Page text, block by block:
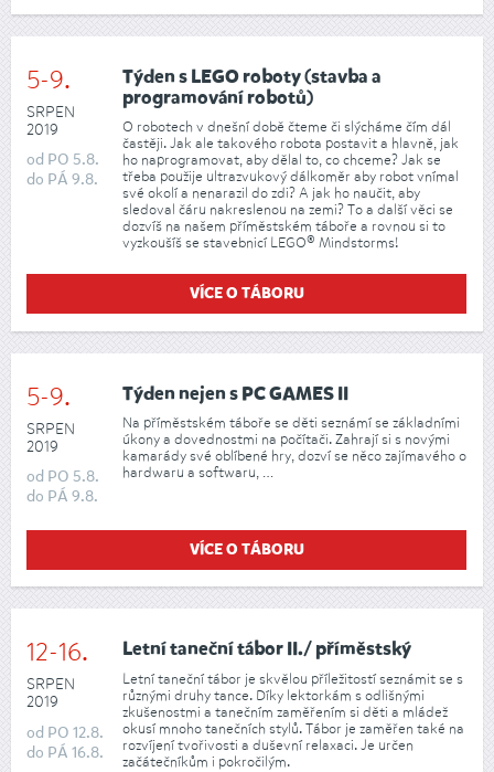
5-9.
SRPEN
2019
od PO 5.8.
do PÁ 9.8.
Týden s LEGO roboty (stavba a
programování robotů)
O robotech v dnešní době čteme či slýcháme čím dál
častěji. Jak ale takového robota postavit a hlavně, jak
ho naprogramovat, aby dělal to, co chceme? Jak se
třeba použije ultrazvukový dálkoměr aby robot vnímal
své okolí a nenarazil do zdi? A jak ho naučit, aby
sledoval čáru nakreslenou na zemi? To a další věci se
dozvíš na našem příměstském táboře a rovnou si to
vyzkoušíš se stavebnicí LEGO® Mindstorms!
VÍCE O TÁBORU
5-9.
SRPEN
2019
od PO 5.8.
do PÁ 9.8.
Týden nejen s PC GAMES II
Na příměstském táboře se děti seznámí se základními
úkony a dovednostmi na počítači. Zahrají si s novými
kamarády své oblíbené hry, dozví se něco zajímavého o
hardwaru a softwaru, …
VÍCE O TÁBORU
12-16.
SRPEN
2019
od PO 12.8.
do PÁ 16.8.
Letní taneční tábor II./ příměstský
Letní taneční tábor je skvělou příležitostí seznámit se s
různými druhy tance. Díky lektorkám s odlišnými
zkušenostmi a tanečním zaměřením si děti a mládež
okusí mnoho tanečních stylů. Tábor je zaměřen také na
rozvíjení tvořivosti a duševní relaxaci. Je určen
začátečníkům i pokročilým.